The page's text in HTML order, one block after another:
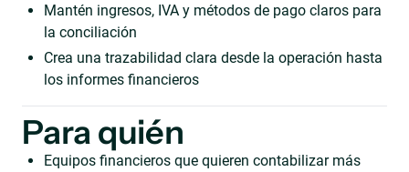
Mantén ingresos, IVA y métodos de pago claros para
la conciliación
Crea una trazabilidad clara desde la operación hasta
los informes financieros
Para quién
Equipos financieros que quieren contabilizar más